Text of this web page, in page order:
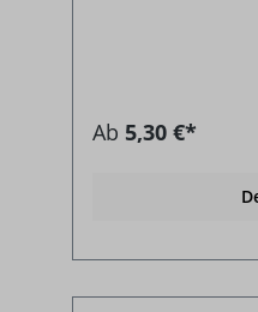
Ab 5,30 €*